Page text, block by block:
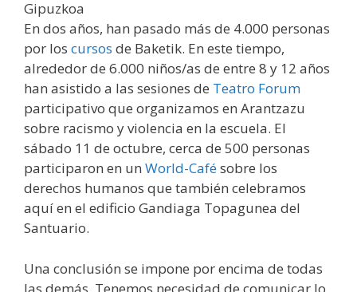
En dos años, han pasado más de 4.000 personas
por los cursos de Baketik. En este tiempo,
alrededor de 6.000 niños/as de entre 8 y 12 años
han asistido a las sesiones de Teatro Forum
participativo que organizamos en Arantzazu
sobre racismo y violencia en la escuela. El
sábado 11 de octubre, cerca de 500 personas
participaron en un World-Cafésobre los
derechos humanos que también celebramos
aquí en el edificio Gandiaga Topagunea del
Santuario.
Una conclusión se impone por encima de todas
las demás. Tenemos necesidad de comunicar lo